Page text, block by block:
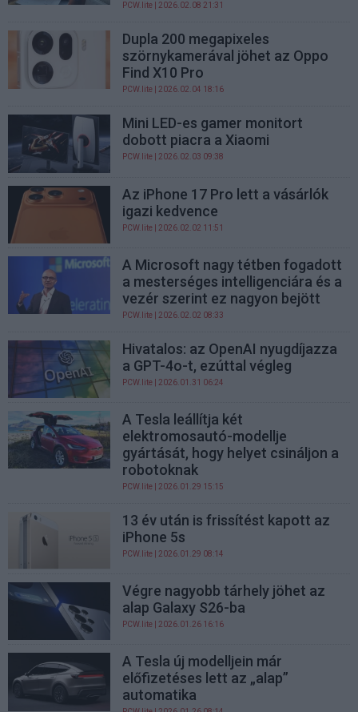
PCW.lite | 2026.02.08 21:31
Dupla 200 megapixeles
szörnykamerával jöhet az Oppo
Find X10 Pro
PCW.lite | 2026.02.04 18:16
Mini LED-es gamer monitort
dobott piacra a Xiaomi
PCW.lite | 2026.02.03 09:38
Az iPhone 17 Pro lett a vásárlók
igazi kedvence
PCW.lite | 2026.02.02 11:51
A Microsoft nagy tétben fogadott
a mesterséges intelligenciára és a
vezér szerint ez nagyon bejött
PCW.lite | 2026.02.02 08:33
Hivatalos: az OpenAI nyugdíjazza
a GPT-4o-t, ezúttal végleg
PCW.lite | 2026.01.31 06:24
A Tesla leállítja két
elektromosautó-modellje
gyártását, hogy helyet csináljon a
robotoknak
PCW.lite | 2026.01.29 15:15
13 év után is frissítést kapott az
iPhone 5s
PCW.lite | 2026.01.29 08:14
Végre nagyobb tárhely jöhet az
alap Galaxy S26-ba
PCW.lite | 2026.01.26 16:16
A Tesla új modelljein már
előfizetéses lett az „alap”
automatika